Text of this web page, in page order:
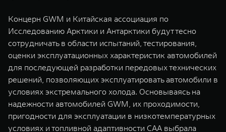
Концерн GWM и Китайская ассоциация по
Исследованию Арктики и Антарктики будут тесно
сотрудничать в области испытаний, тестирования,
оценки эксплуатационных характеристик автомобилей
для последующей разработки передовых технических
решений, позволяющих эксплуатировать автомобили в
условиях экстремального холода. Основываясь на
надежности автомобилей GWM, их проходимости,
пригодности для эксплуатации в низкотемпературных
условиях и топливной адаптивности CAA выбрала